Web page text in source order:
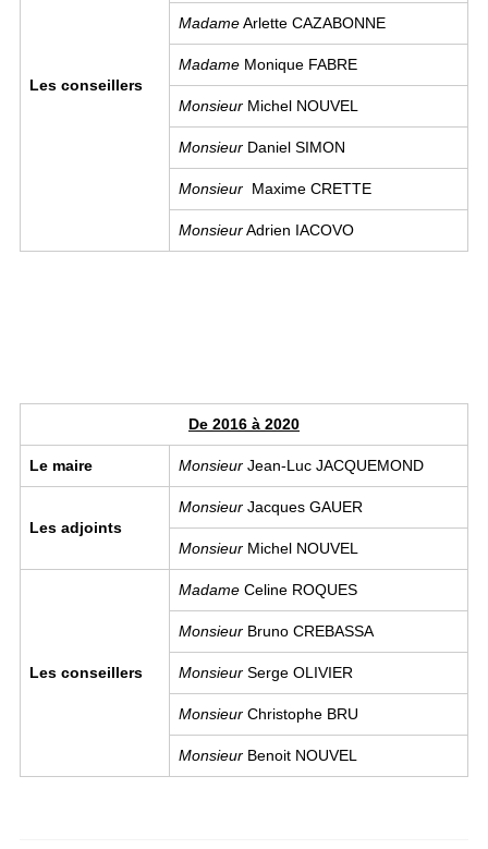
Les conseillers
MadameArlette CAZABONNE
Madame Monique FABRE
Monsieur Michel NOUVEL
Monsieur Daniel SIMON
Monsieur Maxime CRETTE
MonsieurAdrien IACOVO
De 2016 à 2020
Le maire Monsieur Jean-Luc JACQUEMOND
Les adjoints
Monsieur Jacques GAUER
Monsieur Michel NOUVEL
Les conseillers
Madame Celine ROQUES
Monsieur Bruno CREBASSA
Monsieur Serge OLIVIER
Monsieur Christophe BRU
Monsieur Benoit NOUVEL